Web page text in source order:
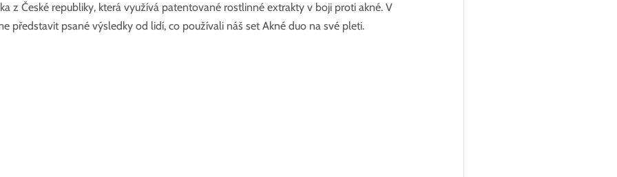
z České republiky, která využívá patentované rostlinné extrakty v boji proti akné. V
představit psané výsledky od lidí, co používali náš set Akné duo na své pleti.